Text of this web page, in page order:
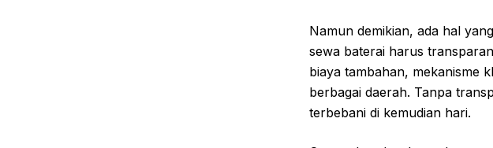
Namun demikian, ada hal
sewa baterai harus
biaya tambahan, mekanisme
berbagai daerah. Tanpa
terbebani di kemudian hari.